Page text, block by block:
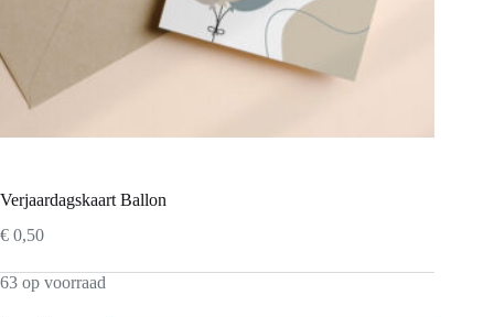
Verjaardagskaart Ballon
€ 0,50
63 op voorraad